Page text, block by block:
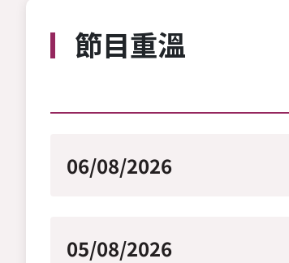
節目重溫
06/08/2026
05/08/2026